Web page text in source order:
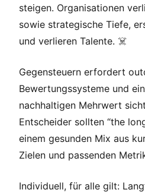
steigen. Organisationen
sowie strategische Tiefe,
und verlieren Talente. ☠️
Gegensteuern erfordert
Bewertungssysteme und
nachhaltigen Mehrwert
Entscheider sollten “the
einem gesunden Mix aus
Zielen und passenden
Individuell, für alle gilt: